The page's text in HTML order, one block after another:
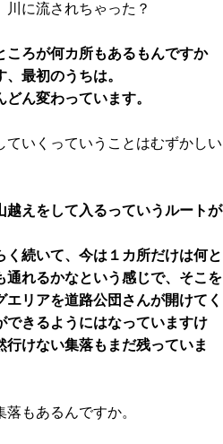
に流されちゃった？
ころが何カ所もあるもんですか
最初のうちは。
ん変わっています。
いくっていうことはむずかしい
えをして入るっていうルートが
続いて、今は１カ所だけは何と
れるかなという感じで、そこを
リアを道路公団さんが開けてく
できるようにはなっていますけ
けない集落もまだ残っていま
もあるんですか。